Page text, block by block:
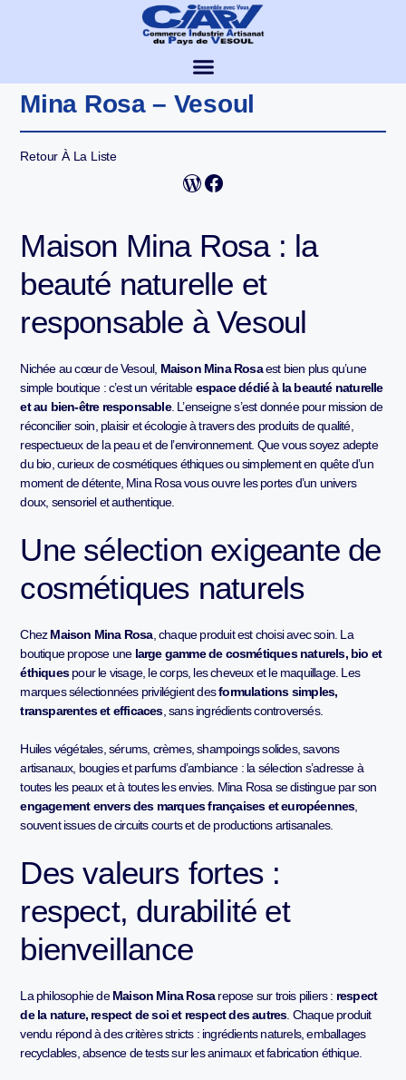
Mina Rosa – Vesoul
Retour À La Liste
Maison Mina Rosa : la
beauté naturelle et
responsable à Vesoul
Nichée au cœur de Vesoul, Maison Mina Rosaest bien plus qu’une
simple boutique : c’est un véritableespace dédié à la beauté naturelle
et au bien-être responsable. L’enseigne s’est donnée pour mission de
réconcilier soin, plaisir et écologie à travers des produits de qualité,
respectueux de la peau et de l’environnement. Que vous soyez adepte
du bio, curieux de cosmétiques éthiques ou simplement en quête d’un
moment de détente, Mina Rosa vous ouvre les portes d’un univers
doux, sensoriel et authentique.
Une sélection exigeante de
cosmétiques naturels
ChezMaison Mina Rosa, chaque produit est choisi avec soin. La
boutique propose une large gamme de cosmétiques naturels, bio et
éthiquespour le visage, le corps, les cheveux et le maquillage. Les
marques sélectionnées privilégient desformulations simples,
transparentes et efficaces, sans ingrédients controversés.
Huiles végétales, sérums, crèmes, shampoings solides, savons
artisanaux, bougies et parfums d’ambiance : la sélection s’adresse à
toutes les peaux et à toutes les envies. Mina Rosa se distingue par son
engagement envers des marques françaises et européennes,
souvent issues de circuits courts et de productions artisanales.
Des valeurs fortes :
respect, durabilité et
bienveillance
La philosophie deMaison Mina Rosarepose sur trois piliers : respect
de la nature, respect de soi et respect des autres. Chaque produit
vendu répond à des critères stricts : ingrédients naturels, emballages
recyclables, absence de tests sur les animaux et fabrication éthique.